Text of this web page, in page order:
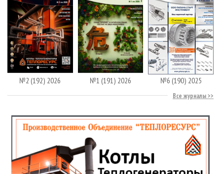
№2 (192) 2026 №1 (191) 2026 №6 (190) 2025
Все журналы